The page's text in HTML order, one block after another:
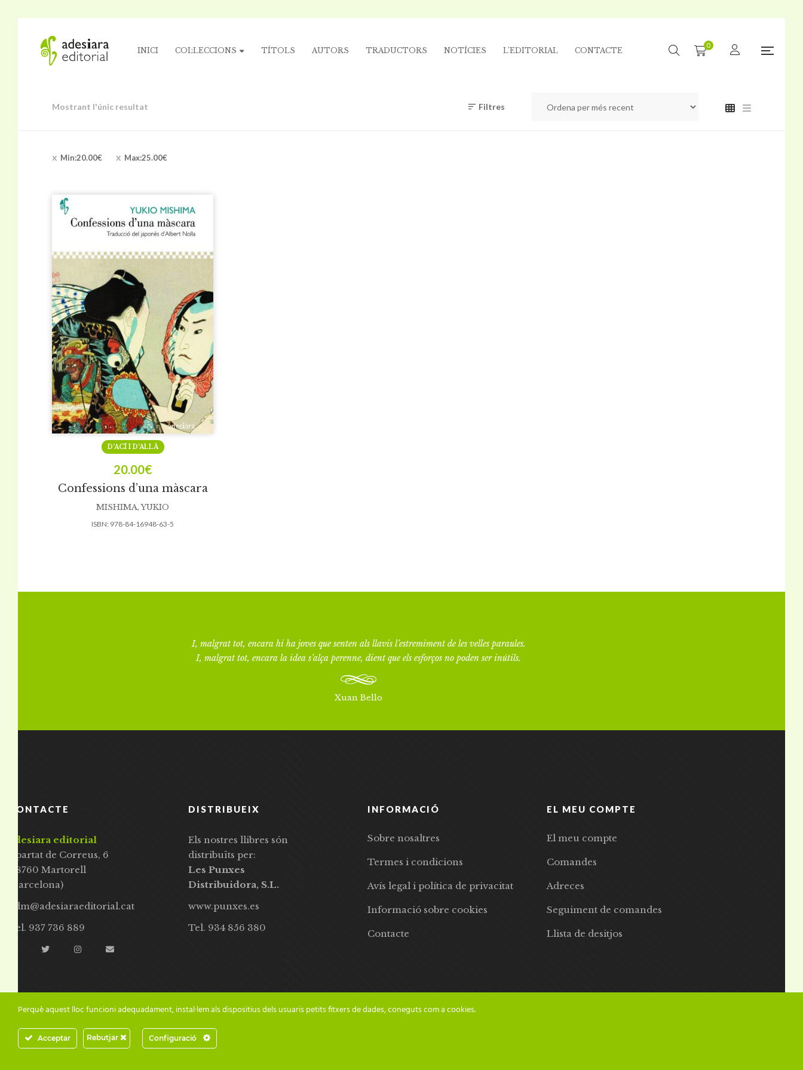
INICI COL·LECCIONS TÍTOLS AUTORS TRADUCTORS NOTÍCIES L’EDITORIAL CONTACTE
0
Mostrant l'únic resultat Filtres
Min:20.00€ Max:25.00€
Confessions d’una màscara
D’ACÍ I D’ALLÀ
20.00€
MISHIMA, YUKIO
ISBN: 978-84-16948-63-5
I, malgrat tot, encara hi ha joves que senten als llavis l’estremiment de les velles paraules.
I, malgrat tot, encara la idea s’alça perenne, dient que els esforços no poden ser inútils.
Xuan Bello
CONTACTE
adesiara editorial
Apartat de Correus, 6
08760 Martorell
(Barcelona)
adm@adesiaraeditorial.cat
Tel. 937 736 889
DISTRIBUEIX
Els nostres llibres són
distribuïts per:
Les Punxes
Distribuidora, S.L.
www.punxes.es
Tel. 934 856 380
INFORMACIÓ
Sobre nosaltres
Termes i condicions
Avís legal i política de privacitat
Informació sobre cookies
Contacte
EL MEU COMPTE
El meu compte
Comandes
Adreces
Seguiment de comandes
Llista de desitjos
Perquè aquest lloc funcioni adequadament, instal·lem als dispositius dels usuaris petits fitxers de dades, coneguts com a cookies.
Acceptar Rebutjar Configuració